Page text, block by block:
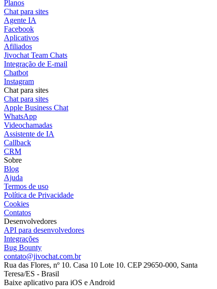
Planos
Chat para sites
Agente IA
Facebook
Aplicativos
Afiliados
Jivochat Team Chats
Integração de E-mail
Chatbot
Instagram
Chat para sites
Chat para sites
Apple Business Chat
WhatsApp
Videochamadas
Assistente de IA
Callback
CRM
Sobre
Blog
Ajuda
Termos de uso
Política de Privacidade
Cookies
Contatos
Desenvolvedores
API para desenvolvedores
Integrações
Bug Bounty
contato@jivochat.com.br
Rua das Flores, nº 10. Casa 10 Lote 10. CEP 29650-000, Santa
Teresa/ES - Brasil
Baixe aplicativo para iOS e Android